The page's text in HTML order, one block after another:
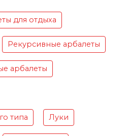
для отдыха
Рекурсивные арбалеты
арбалеты
типа Луки